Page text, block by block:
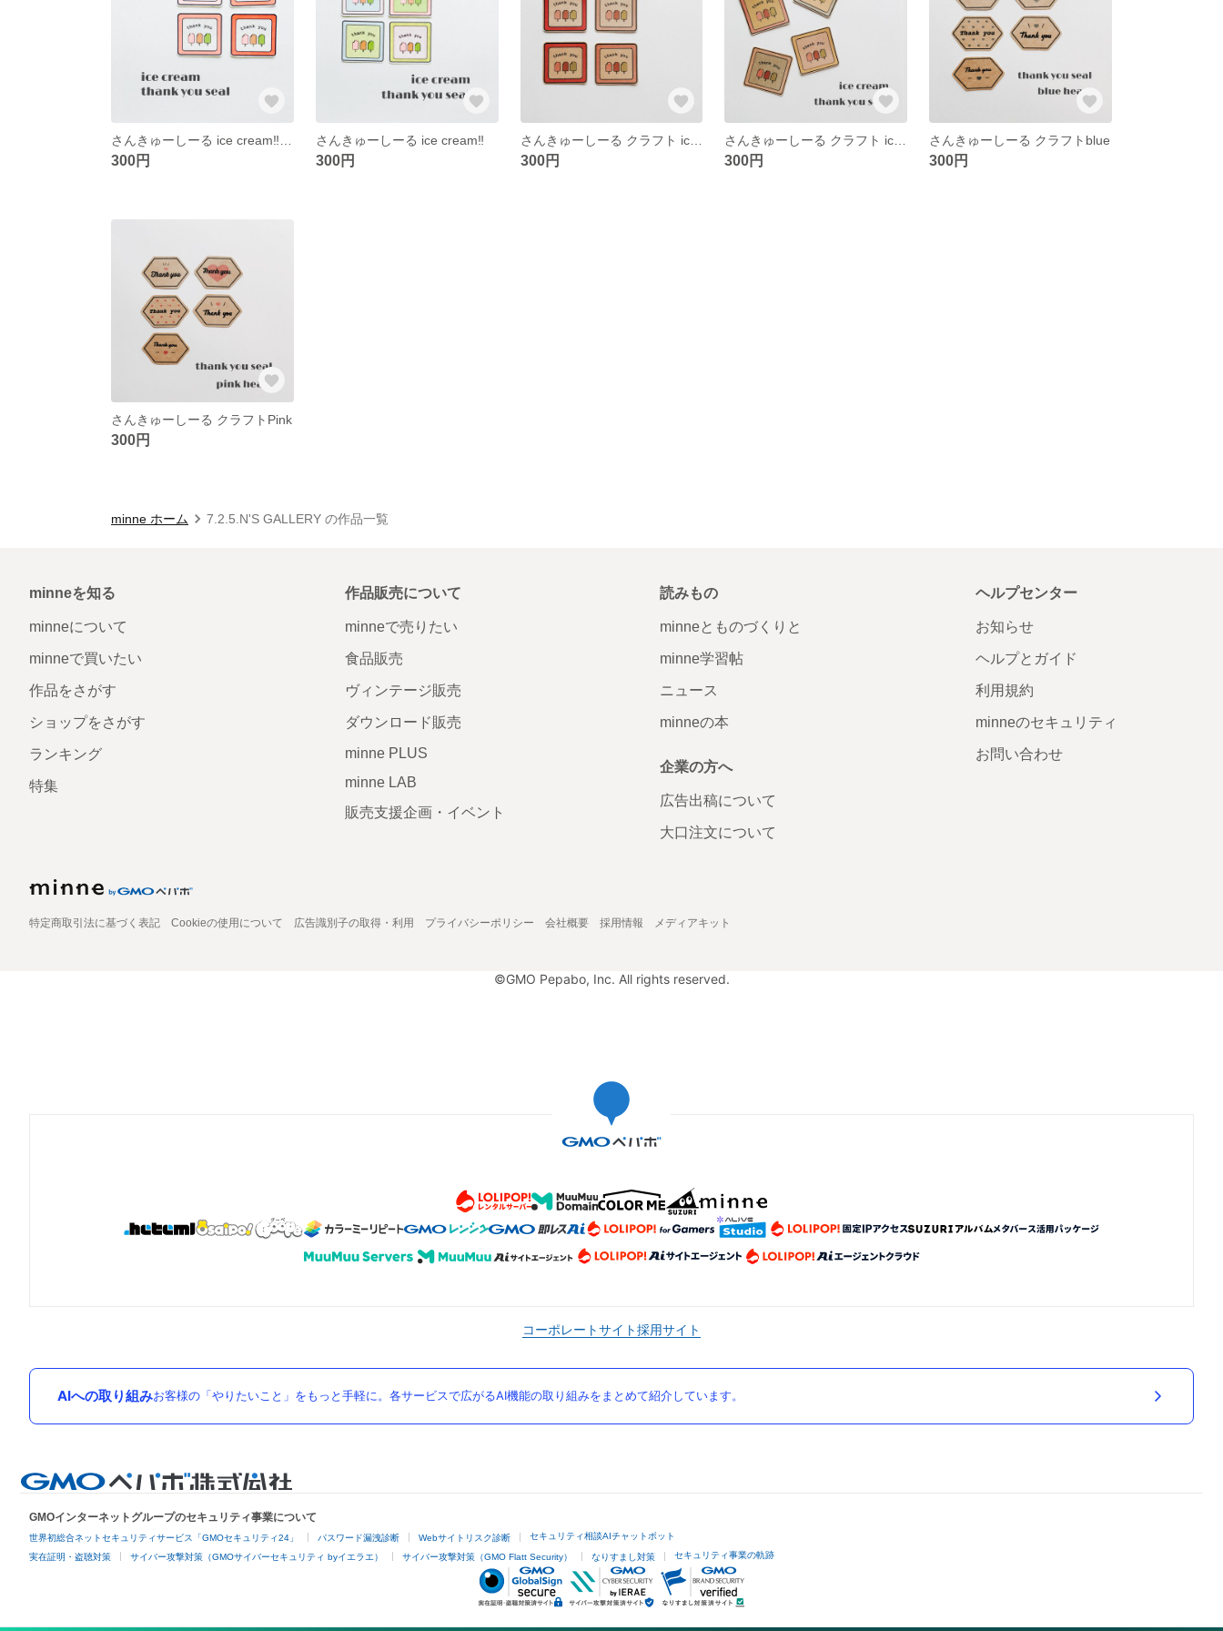
300円
さんきゅーしーる ice cream‼︎
300円
さんきゅーしーる クラフト ice cream pink‼︎
300円 300円
さんきゅーしーる クラフトblue
300円
さんきゅーしーる クラフトPink
300円
minne ホーム 7.2.5.N'S GALLERY の作品一覧
minneを知る
minneについて
minneで買いたい
作品をさがす
ショップをさがす
ランキング
特集
作品販売について
minneで売りたい
食品販売
ヴィンテージ販売
ダウンロード販売
minne PLUS
minne LAB
販売支援企画・イベント
読みもの
minneとものづくりと
minne学習帖
ニュース
minneの本
企業の方へ
広告出稿について
大口注文について
ヘルプセンター
お知らせ
ヘルプとガイド
利用規約
minneのセキュリティ
お問い合わせ
特定商取引法に基づく表記 Cookieの使用について 広告識別子の取得・利用 プライバシーポリシー 会社概要 採用情報 メディアキット
©GMO Pepabo, Inc. All rights reserved.
コーポレートサイト採用サイト
AIへの取り組みお客様の「やりたいこと」をもっと手軽に。各サービスで広がるAI機能の取り組みをまとめて紹介しています。
GMOインターネットグループのセキュリティ事業について
世界初総合ネットセキュリティサービス「GMOセキュリティ24」 パスワード漏洩診断 Webサイトリスク診断 セキュリティ相談AIチャットボット
実在証明・盗聴対策 サイバー攻撃対策（GMOサイバーセキュリティ byイエラエ） サイバー攻撃対策（GMO Flatt Security） なりすまし対策 セキュリティ事業の軌跡